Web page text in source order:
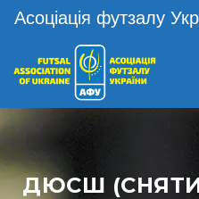
ДЮСШ
Асоціація футзалу